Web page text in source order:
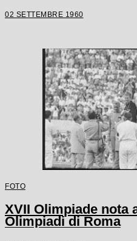
02 SETTEMBRE 1960
FOTO
XVII Olimpiade nota
Olimpiadi di Roma